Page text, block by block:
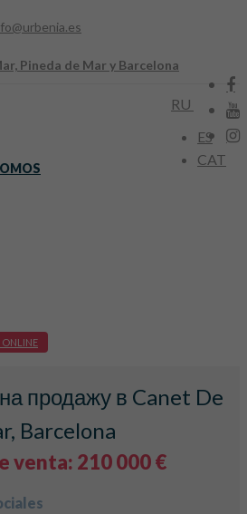
Pineda de Mar y Barcelona
RU
ES
CAT
ONLINE
продажу в Canet De
Barcelona
venta: 210 000 €